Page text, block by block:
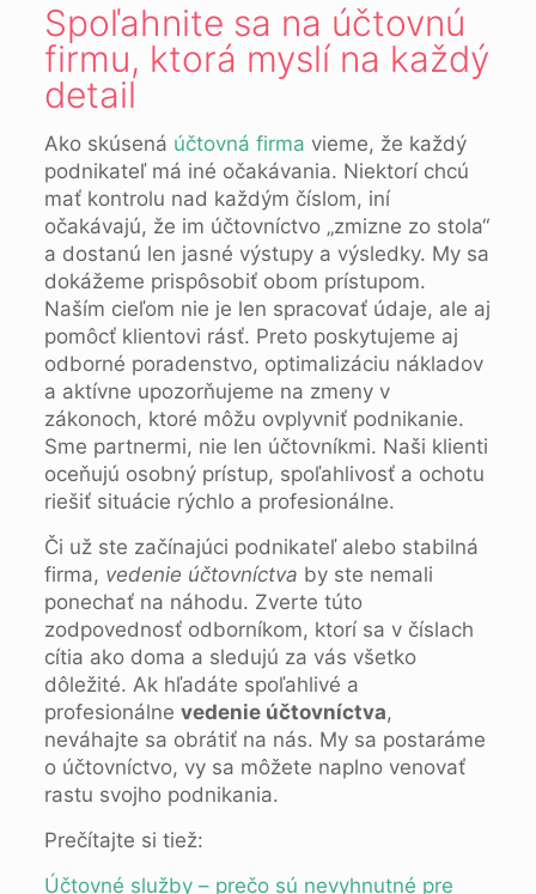
Spoľahnite sa na účtovnú
firmu, ktorá myslí na každý
detail
Ako skúsená účtovná firma vieme, že každý
podnikateľ má iné očakávania. Niektorí chcú
mať kontrolu nad každým číslom, iní
očakávajú, že im účtovníctvo „zmizne zo stola“
a dostanú len jasné výstupy a výsledky. My sa
dokážeme prispôsobiť obom prístupom.
Naším cieľom nie je len spracovať údaje, ale aj
pomôcť klientovi rásť. Preto poskytujeme aj
odborné poradenstvo, optimalizáciu nákladov
a aktívne upozorňujeme na zmeny v
zákonoch, ktoré môžu ovplyvniť podnikanie.
Sme partnermi, nie len účtovníkmi. Naši klienti
oceňujú osobný prístup, spoľahlivosť a ochotu
riešiť situácie rýchlo a profesionálne.
Či už ste začínajúci podnikateľ alebo stabilná
firma, vedenie účtovníctva by ste nemali
ponechať na náhodu. Zverte túto
zodpovednosť odborníkom, ktorí sa v číslach
cítia ako doma a sledujú za vás všetko
dôležité. Ak hľadáte spoľahlivé a
profesionálne vedenie účtovníctva,
neváhajte sa obrátiť na nás. My sa postaráme
o účtovníctvo, vy sa môžete naplno venovať
rastu svojho podnikania.
Prečítajte si tiež:
Účtovné služby – prečo sú nevyhnutné pre